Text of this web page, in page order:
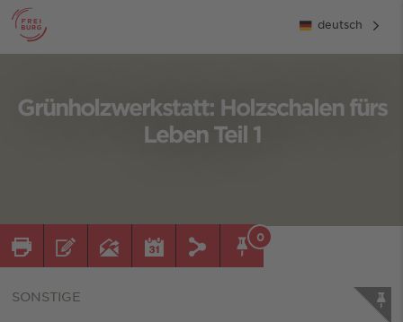
deutsch
Grünholzwerkstatt: Holzschalen fürs
Leben Teil 1
0
SONSTIGE